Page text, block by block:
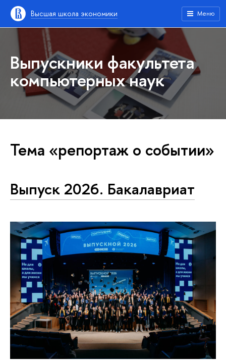
Высшая школа экономики Меню
Выпускники факультета
компьютерных наук
Тема «репортаж о событии»
Выпуск 2026. Бакалавриат